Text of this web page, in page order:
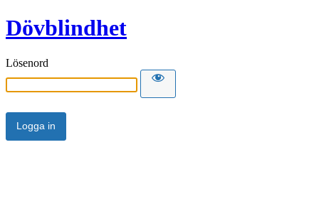
Dövblindhet
Lösenord